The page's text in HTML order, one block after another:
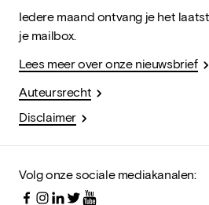
Iedere maand ontvang je het
je mailbox.
Lees meer over onze nieuwsbrief
Auteursrecht
Disclaimer
Volg onze sociale mediakanalen: